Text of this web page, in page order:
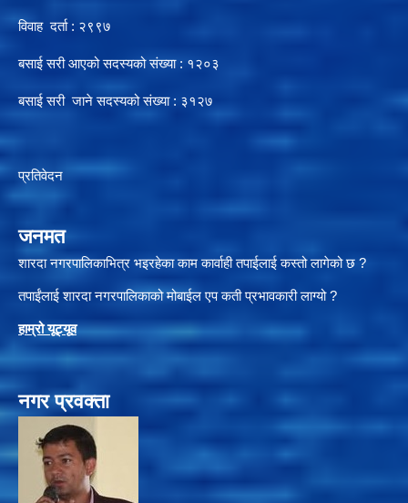
विवाह दर्ता : २९९७
बसाई सरी आएको सदस्यको संख्या : १२०३
बसाई सरी जाने सदस्यको संख्या : ३१२७
प्रतिवेदन
जनमत
शारदा नगरपालिकाभित्र भइरहेका काम कार्वाही तपाईलाई कस्तो लागेको छ ?
तपाईंलाई शारदा नगरपालिकाको मोबाईल एप कती प्रभावकारी लाग्यो ?
हाम्रो यूट्यूव
नगर प्रवक्ता